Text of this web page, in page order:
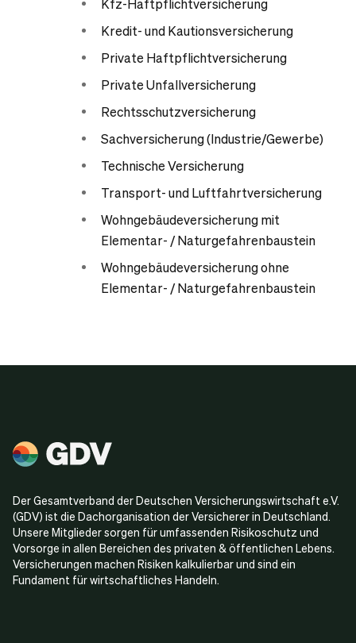
Kfz-Haftpflichtversicherung
Kredit- und Kautionsversicherung
Private Haftpflichtversicherung
Private Unfallversicherung
Rechtsschutzversicherung
Sachversicherung (Industrie/Gewerbe)
Technische Versicherung
Transport- und Luftfahrtversicherung
Wohngebäudeversicherung mit
Elementar- / Naturgefahrenbaustein
Wohngebäudeversicherung ohne
Elementar- / Naturgefahrenbaustein
Der Gesamtverband der Deutschen Versicherungswirtschaft e.V.
(GDV) ist die Dachorganisation der Versicherer in Deutschland.
Unsere Mitglieder sorgen für umfassenden Risikoschutz und
Vorsorge in allen Bereichen des privaten & öffentlichen Lebens.
Versicherungen machen Risiken kalkulierbar und sind ein
Fundament für wirtschaftliches Handeln.